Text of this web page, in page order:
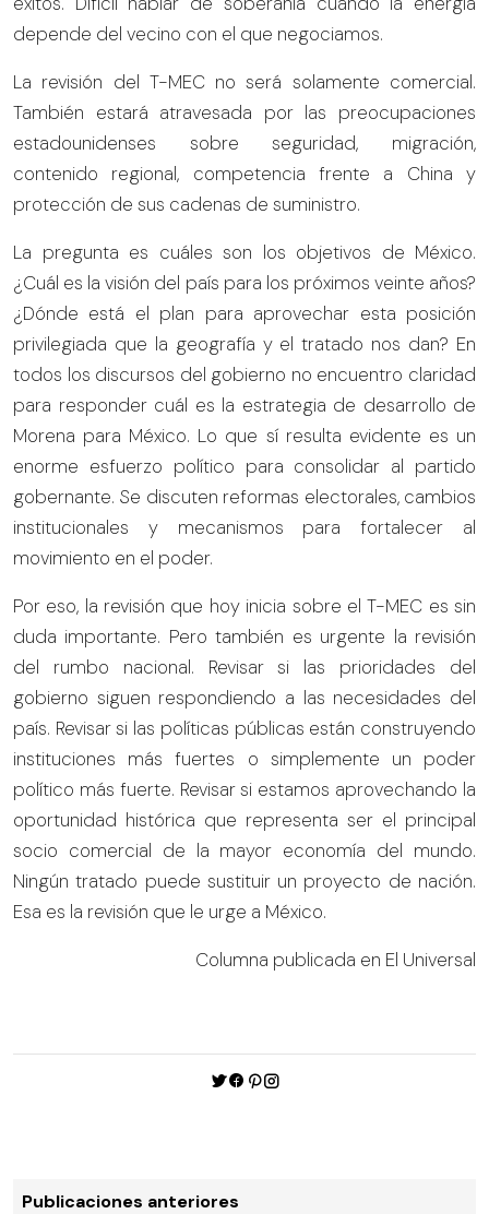
depende del vecino con el que negociamos.
La revisión del T-MEC no será solamente comercial.
También estará atravesada por las preocupaciones
estadounidenses sobre seguridad, migración,
contenido regional, competencia frente a China y
protección de sus cadenas de suministro.
La pregunta es cuáles son los objetivos de México.
¿Cuál es la visión del país para los próximos veinte años?
¿Dónde está el plan para aprovechar esta posición
privilegiada que la geografía y el tratado nos dan? En
todos los discursos del gobierno no encuentro claridad
para responder cuál es la estrategia de desarrollo de
Morena para México. Lo que sí resulta evidente es un
enorme esfuerzo político para consolidar al partido
gobernante. Se discuten reformas electorales, cambios
institucionales y mecanismos para fortalecer al
movimiento en el poder.
Por eso, la revisión que hoy inicia sobre el T-MEC es sin
duda importante. Pero también es urgente la revisión
del rumbo nacional. Revisar si las prioridades del
gobierno siguen respondiendo a las necesidades del
país. Revisar si las políticas públicas están construyendo
instituciones más fuertes o simplemente un poder
político más fuerte. Revisar si estamos aprovechando la
oportunidad histórica que representa ser el principal
socio comercial de la mayor economía del mundo.
Ningún tratado puede sustituir un proyecto de nación.
Esa es la revisión que le urge a México.
Columna publicada en El Universal
Publicaciones anteriores